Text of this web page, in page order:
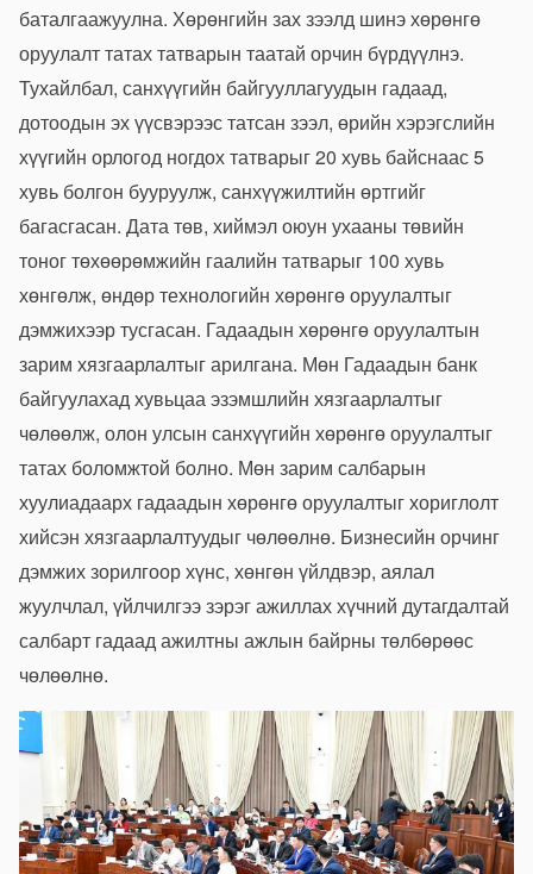
баталгаажуулна. Хөрөнгийн зах зээлд шинэ хөрөнгө
оруулалт татах татварын таатай орчин бүрдүүлнэ.
Тухайлбал, санхүүгийн байгууллагуудын гадаад,
дотоодын эх үүсвэрээс татсан зээл, өрийн хэрэгслийн
хүүгийн орлогод ногдох татварыг 20 хувь байснаас 5
хувь болгон бууруулж, санхүүжилтийн өртгийг
багасгасан. Дата төв, хиймэл оюун ухааны төвийн
тоног төхөөрөмжийн гаалийн татварыг 100 хувь
хөнгөлж, өндөр технологийн хөрөнгө оруулалтыг
дэмжихээр тусгасан. Гадаадын хөрөнгө оруулалтын
зарим хязгаарлалтыг арилгана. Мөн Гадаадын банк
байгуулахад хувьцаа эзэмшлийн хязгаарлалтыг
чөлөөлж, олон улсын санхүүгийн хөрөнгө оруулалтыг
татах боломжтой болно. Мөн зарим салбарын
хуулиадаарх гадаадын хөрөнгө оруулалтыг хориглолт
хийсэн хязгаарлалтуудыг чөлөөлнө. Бизнесийн орчинг
дэмжих зорилгоор хүнс, хөнгөн үйлдвэр, аялал
жуулчлал, үйлчилгээ зэрэг ажиллах хүчний дутагдалтай
салбарт гадаад ажилтны ажлын байрны төлбөрөөс
чөлөөлнө.